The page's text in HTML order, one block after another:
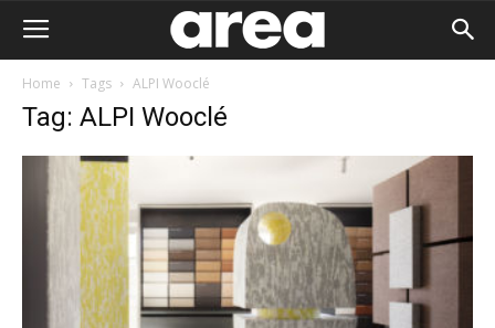
Home Tags ALPI Wooclé
Tag: ALPI Wooclé